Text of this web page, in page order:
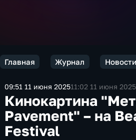
Главная Журнал
09:51 11 июня 202511:02 11 июня 2025
Кинокартина
Pavement" – на
Festival